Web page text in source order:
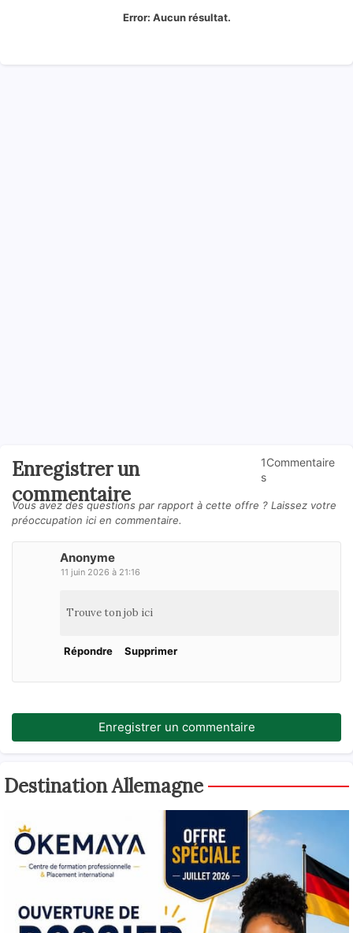
Error: Aucun résultat.
Enregistrer un
commentaire
1Commentaire
s
Vous avez des questions par rapport à cette offre ? Laissez votre
préoccupation ici en commentaire.
Anonyme
11 juin 2026 à 21:16
Trouve ton job ici
Répondre Supprimer
Enregistrer un commentaire
Destination Allemagne